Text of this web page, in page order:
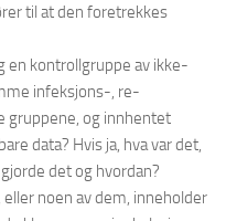
til at den foretrekkes
en kontrollgruppe av ikke-
infeksjons-, re-
gruppene, og innhentet
data? Hvis ja, hva var det,
det og hvordan?
noen av dem, inneholder